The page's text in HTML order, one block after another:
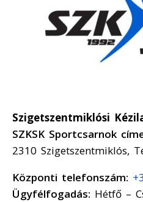
Szigetszentmiklósi
SZKSK Sportcsarnok
2310 Szigetszentmiklós,
Központi telefonszám:
Ügyfélfogadás: Hétfő –